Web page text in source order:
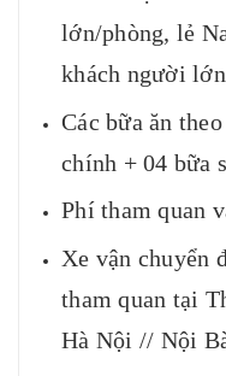
lớn/phòng, lẻ
khách người
Các bữa ăn
chính + 04 bữa
Phí tham quan
Xe vận chuyển
tham quan tại
Hà Nội // Nội